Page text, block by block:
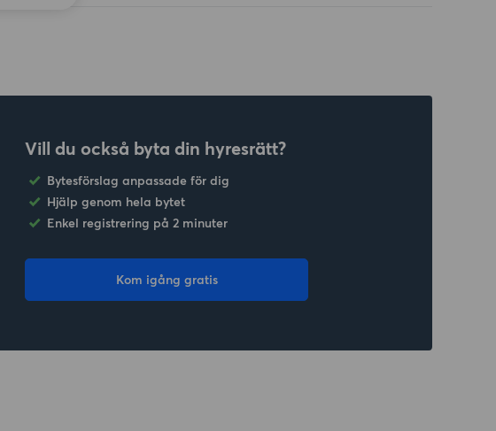
Vill du också byta din hyresrätt?
Bytesförslag anpassade för dig
Hjälp genom hela bytet
Enkel registrering på 2 minuter
Kom igång gratis